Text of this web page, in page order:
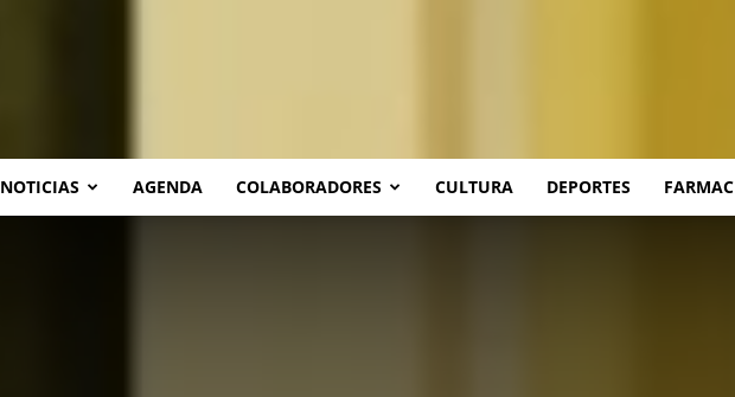
NOTICIAS AGENDA COLABORADORES CULTURA DEPORTES